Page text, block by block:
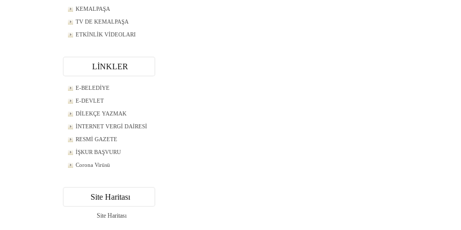
KEMALPAŞA
TV DE KEMALPAŞA
ETKİNLİK VİDEOLARI
LİNKLER
E-BELEDİYE
E-DEVLET
DİLEKÇE YAZMAK
İNTERNET VERGİ DAİRESİ
RESMİ GAZETE
İŞKUR BAŞVURU
Corona Virüsü
Site Haritası
Site Haritası